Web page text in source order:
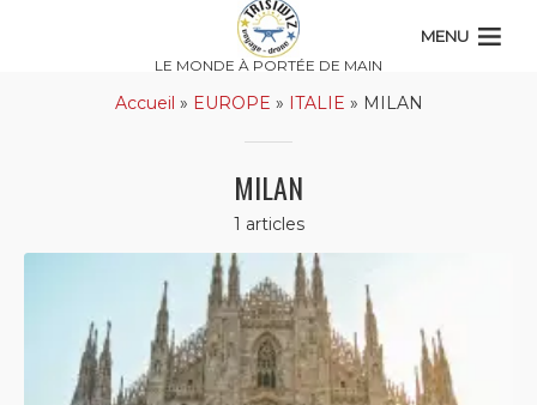
LE MONDE À PORTÉE DE MAIN
MENU
Accueil » EUROPE » ITALIE » MILAN
MILAN
1 articles